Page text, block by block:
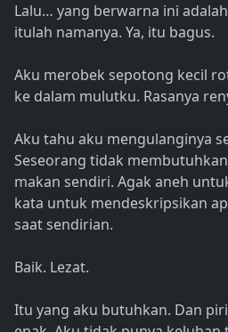
Lalu… yang berwarna ini
itulah namanya. Ya, itu bagus.
Aku merobek sepotong kecil
ke dalam mulutku. Rasanya
Aku tahu aku mengulanginya
Seseorang tidak
makan sendiri. Agak aneh
kata untuk mendeskripsikan
saat sendirian.
Baik. Lezat.
Itu yang aku butuhkan. Dan